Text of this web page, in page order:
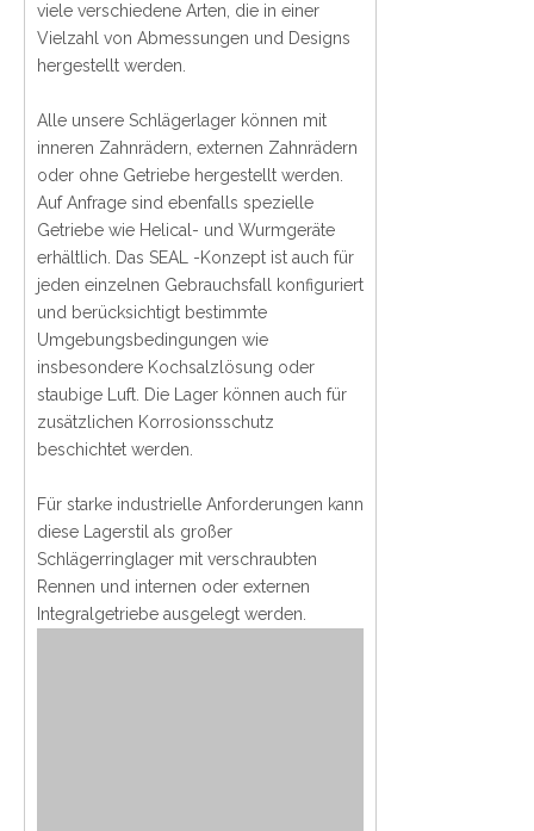
viele verschiedene Arten, die in einer
Vielzahl von Abmessungen und Designs
hergestellt werden.
Alle unsere Schlägerlager können mit
inneren Zahnrädern, externen Zahnrädern
oder ohne Getriebe hergestellt werden.
Auf Anfrage sind ebenfalls spezielle
Getriebe wie Helical- und Wurmgeräte
erhältlich. Das SEAL -Konzept ist auch für
jeden einzelnen Gebrauchsfall konfiguriert
und berücksichtigt bestimmte
Umgebungsbedingungen wie
insbesondere Kochsalzlösung oder
staubige Luft. Die Lager können auch für
zusätzlichen Korrosionsschutz
beschichtet werden.
Für starke industrielle Anforderungen kann
diese Lagerstil als großer
Schlägerringlager mit verschraubten
Rennen und internen oder externen
Integralgetriebe ausgelegt werden.